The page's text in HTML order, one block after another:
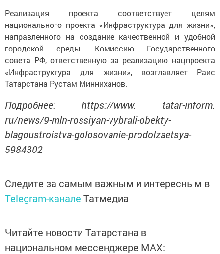
Реализация проекта соответствует целям
национального проекта «Инфраструктура для жизни»,
направленного на создание качественной и удобной
городской среды. Комиссию Государственного
совета РФ, ответственную за реализацию нацпроекта
«Инфраструктура для жизни», возглавляет Раис
Татарстана Рустам Минниханов.
Подробнее: https://www. tatar-inform.
ru/news/9-mln-rossiyan-vybrali-obekty-
blagoustroistva-golosovanie-prodolzaetsya-
5984302
Следите за самым важным и интересным в
Telegram-канале Татмедиа
Читайте новости Татарстана в
национальном мессенджере MАХ: